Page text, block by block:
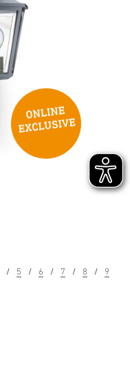
5 6 7 8 9